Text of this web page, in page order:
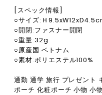
[スペック情報]
○サイズ:Ｈ
○開閉:ファスナー開閉
○重量:32g
○原産国:ベトナム
○素材:ポリエステル100%
通勤 通学 旅行 プレゼント
ポーチ 化粧ポーチ 小物 小